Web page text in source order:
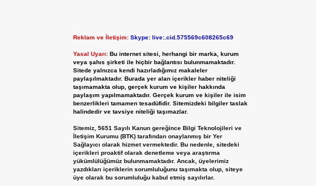
Reklam ve İletişim: Skype: live:.cid.575569c608265c69
Yasal Uyarı: Bu internet sitesi, herhangi bir marka, kurum
veya şahıs şirketi ile hiçbir bağlantısı bulunmamaktadır.
Sitede yalnızca kendi hazırladığımız makaleler
paylaşılmaktadır. Burada yer alan içerikler haber niteliği
taşımamakta olup, gerçek kurum ve kişiler hakkında
paylaşım yapılmamaktadır. Gerçek kurum ve kişiler ile isim
benzerlikleri tamamen tesadüfidir. Sitemizdeki bilgiler taslak
halindedir ve tavsiye niteliği taşımazlar.
Sitemiz, 5651 Sayılı Kanun gereğince Bilgi Teknolojileri ve
İletişim Kurumu (BTK) tarafından onaylanmış bir Yer
Sağlayıcı olarak hizmet vermektedir. Bu nedenle, sitedeki
içerikleri proaktif olarak denetleme veya araştırma
yükümlülüğümüz bulunmamaktadır. Ancak, üyelerimiz
yazdıkları içeriklerin sorumluluğunu taşımakta olup, siteye
üye olarak bu sorumluluğu kabul etmiş sayılırlar.